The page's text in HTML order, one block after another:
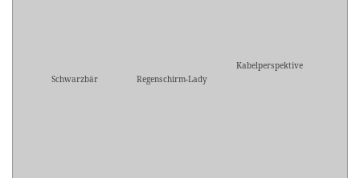
Schwarzbär Regenschirm-Lady
Kabelperspektive